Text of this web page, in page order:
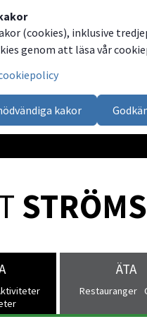
(cookies), inklusive
genom att läsa vår
kakor
ÄTA
Restauranger